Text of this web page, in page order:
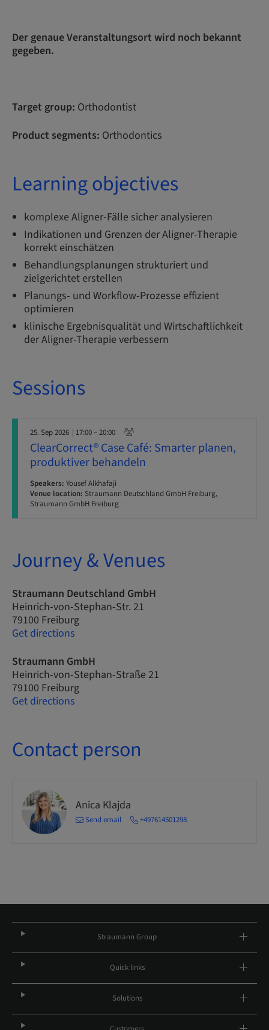
Der genaue Veranstaltungsort wird noch bekannt
gegeben.
Target group: Orthodontist
Product segments: Orthodontics
Learning objectives
komplexe Aligner-Fälle sicher analysieren
Indikationen und Grenzen der Aligner-Therapie
korrekt einschätzen
Behandlungsplanungen strukturiert und
zielgerichtet erstellen
Planungs- und Workflow-Prozesse effizient
optimieren
klinische Ergebnisqualität und Wirtschaftlichkeit
der Aligner-Therapie verbessern
Sessions
25. Sep 2026 | 17:00 – 20:00
ClearCorrect® Case Café: Smarter planen,
produktiver behandeln
Speakers: Yousef Alkhafaji
Venue location: Straumann Deutschland GmbH Freiburg,
Straumann GmbH Freiburg
Journey & Venues
Straumann Deutschland GmbH
Heinrich-von-Stephan-Str. 21
79100 Freiburg
Get directions
Straumann GmbH
Heinrich-von-Stephan-Straße 21
79100 Freiburg
Get directions
Contact person
Anica Klajda
Send email +497614501298
Straumann Group
Quick links
Solutions